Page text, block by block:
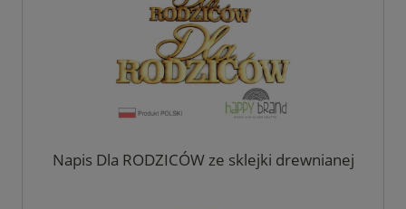
Napis Dla RODZICÓW ze sklejki drewnianej